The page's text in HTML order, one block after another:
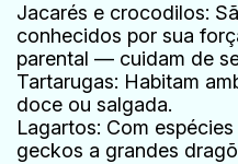
Jacarés e crocodilos:
conhecidos por sua
parental — cuidam de
Tartarugas: Habitam
doce ou salgada.
Lagartos: Com
geckos a grandes